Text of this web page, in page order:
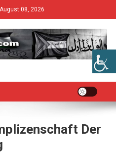
08, 2026
Der